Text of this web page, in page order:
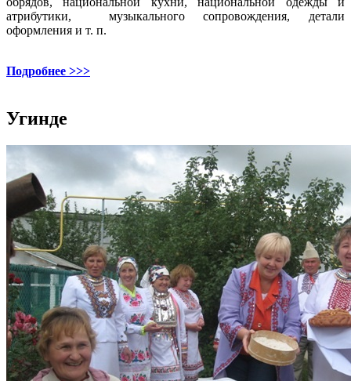
атрибутики, музыкального сопровождения, детали
оформления и т. п.
Подробнее >>>
Угинде